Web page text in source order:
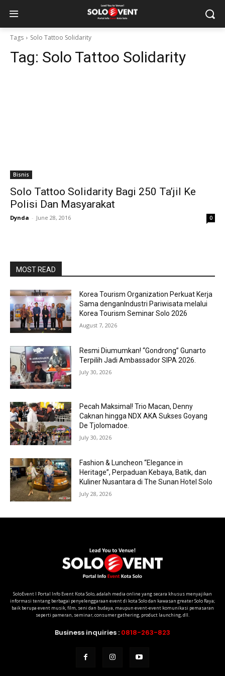
Tags Solo Tattoo Solidarity
Tag: Solo Tattoo Solidarity
Bisnis
Solo Tattoo Solidarity Bagi 250 Ta’jil Ke
Polisi Dan Masyarakat
Dynda - June 28, 2016 0
MOST READ
Korea Tourism Organization Perkuat Kerja
Sama denganIndustri Pariwisata melalui
Korea Tourism Seminar Solo 2026
August 7, 2026
Resmi Diumumkan! “Gondrong” Gunarto
Terpilih Jadi Ambassador SIPA 2026.
July 30, 2026
Pecah Maksimal! Trio Macan, Denny
Caknan hingga NDX AKA Sukses Goyang
De Tjolomadoe.
July 30, 2026
Fashion & Luncheon “Elegance in
Heritage”, Perpaduan Kebaya, Batik, dan
Kuliner Nusantara di The Sunan Hotel Solo
July 28, 2026
SoloEvent I Portal Info Event Kota Solo, adalah media online yang secara khusus menyajikan
informasi tentang berbagai penyelenggaraan event di kota Solo dan kawasan greater Solo Raya;
baik berupa event musik, film, seni dan budaya, maupun event-event komunikasi pemasaran
seperti pameran, seminar, consumer gathering, product launching, dll.
Business inquiries : 0818-263-823